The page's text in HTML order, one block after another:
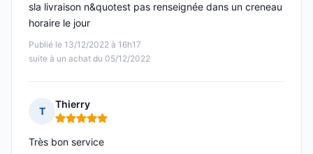
Publié le 13/12/2022 à 16h17
suite à un achat du 05/12/2022
sla livraison n&quotest pas renseignée dans un creneau
horaire le jour
T
Thierry
Note : 5 sur 5
Très bon service